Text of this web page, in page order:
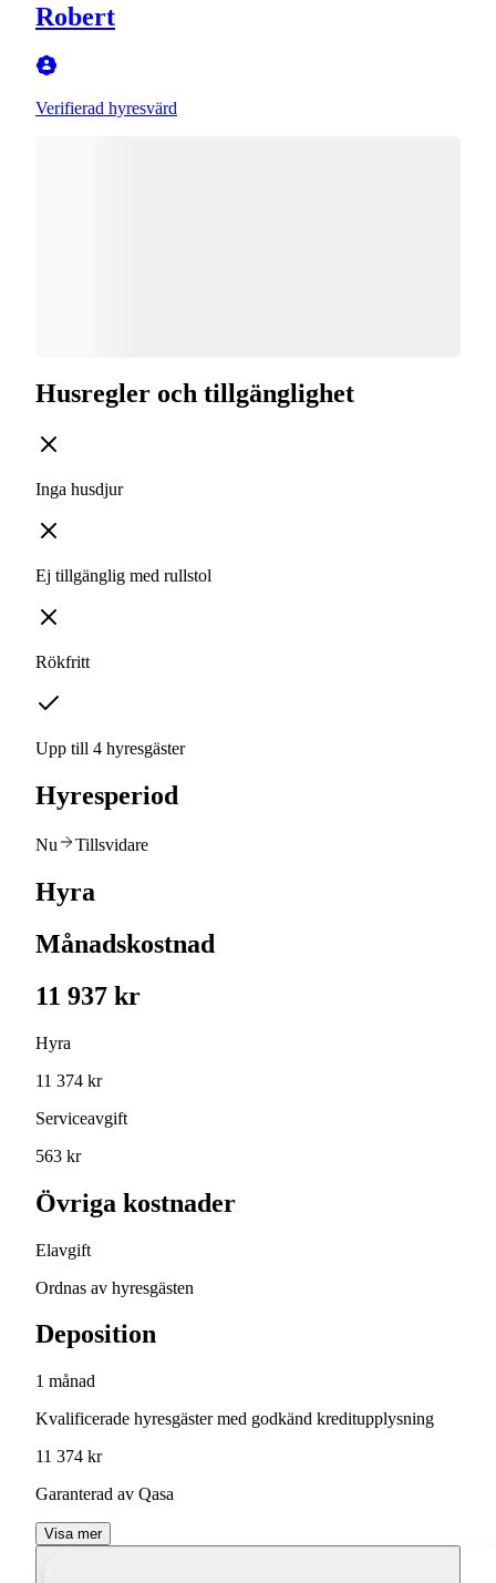
Robert
Verifierad hyresvärd
Husregler och tillgänglighet
Inga husdjur
Ej tillgänglig med rullstol
Rökfritt
Upp till 4 hyresgäster
Hyresperiod
Nu Tillsvidare
Hyra
Månadskostnad
11 937 kr
Hyra
11 374 kr
Serviceavgift
563 kr
Övriga kostnader
Elavgift
Ordnas av hyresgästen
Deposition
1 månad
Kvalificerade hyresgäster med godkänd kreditupplysning
11 374 kr
Garanterad av Qasa
Visa mer